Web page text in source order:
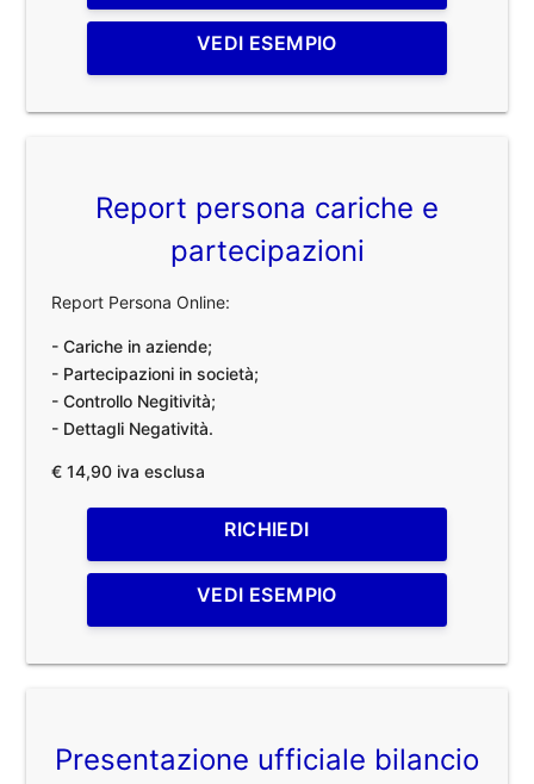
VEDI ESEMPIO
Report persona cariche e
partecipazioni
Report Persona Online:
- Cariche in aziende;
- Partecipazioni in società;
- Controllo Negitività;
- Dettagli Negatività.
€ 14,90 iva esclusa
RICHIEDI
VEDI ESEMPIO
Presentazione ufficiale bilancio